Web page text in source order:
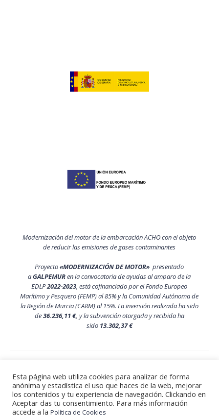
Modernización del motor de la embarcación ACHO con el objeto
de reducir las emisiones de gases contaminantes
Proyecto«MODERNIZACIÓN DE MOTOR» presentado
aGALPEMURen la convocatoria de ayudas al amparo de la
EDLP2022-2023, está cofinanciado por el Fondo Europeo
Marítimo y Pesquero (FEMP) al 85% y la Comunidad Autónoma de
la Región de Murcia (CARM) al 15%. La inversión realizada ha sido
de36.236,11 €, y la subvención otorgada y recibida ha
sido 13.302,37 €
Política de Cookies
Noticias
Contacto
Esta página web utiliza cookies para analizar de forma
anónima y estadística el uso que haces de la web, mejorar
los contenidos y tu experiencia de navegación. Clickando en
Aceptar das tu consentimiento. Para más información
accede a la Política de Cookies